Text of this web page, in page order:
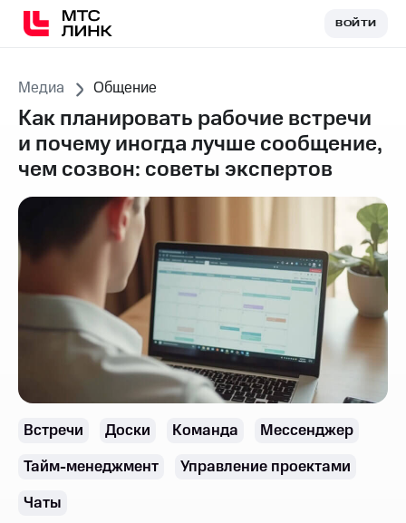
ВОЙТИВОЙТИ
Медиа Общение
Как планировать рабочие встречи
и почему иногда лучше сообщение,
чем созвон: советы экспертов
Встречи Доски Команда
Мессенджер
Тайм-менеджмент
Управление проектами
Чаты